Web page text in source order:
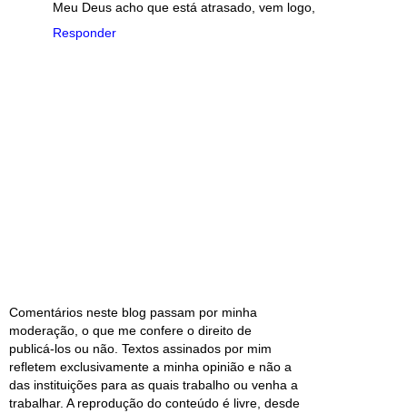
Meu Deus acho que está atrasado, vem logo,
Responder
Comentários neste blog passam por minha
moderação, o que me confere o direito de
publicá-los ou não. Textos assinados por mim
refletem exclusivamente a minha opinião e não a
das instituições para as quais trabalho ou venha a
trabalhar. A reprodução do conteúdo é livre, desde